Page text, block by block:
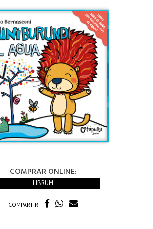
COMPRAR ONLINE:
LIBRUM
COMPARTIR